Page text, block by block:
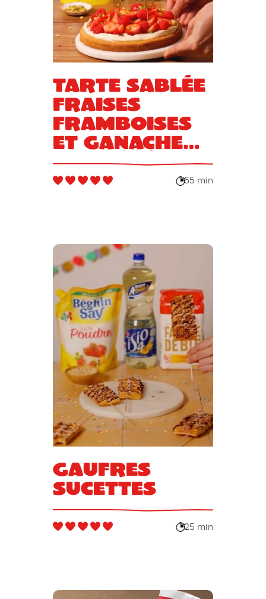
Tarte sablée
fraises
framboises
et ganache
montée à la
pistache
55 min
Gaufres
sucettes
25 min